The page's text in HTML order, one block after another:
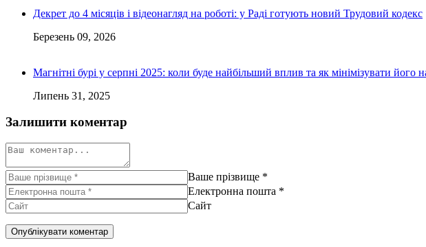
Декрет до 4 місяців і відеонагляд на роботі: у Раді готують новий Трудовий кодекс
Березень 09, 2026
Магнітні бурі у серпні 2025: коли буде найбільший вплив та як мінімізувати його
Липень 31, 2025
Залишити коментар
Ваше прізвище *
Електронна пошта *
Сайт